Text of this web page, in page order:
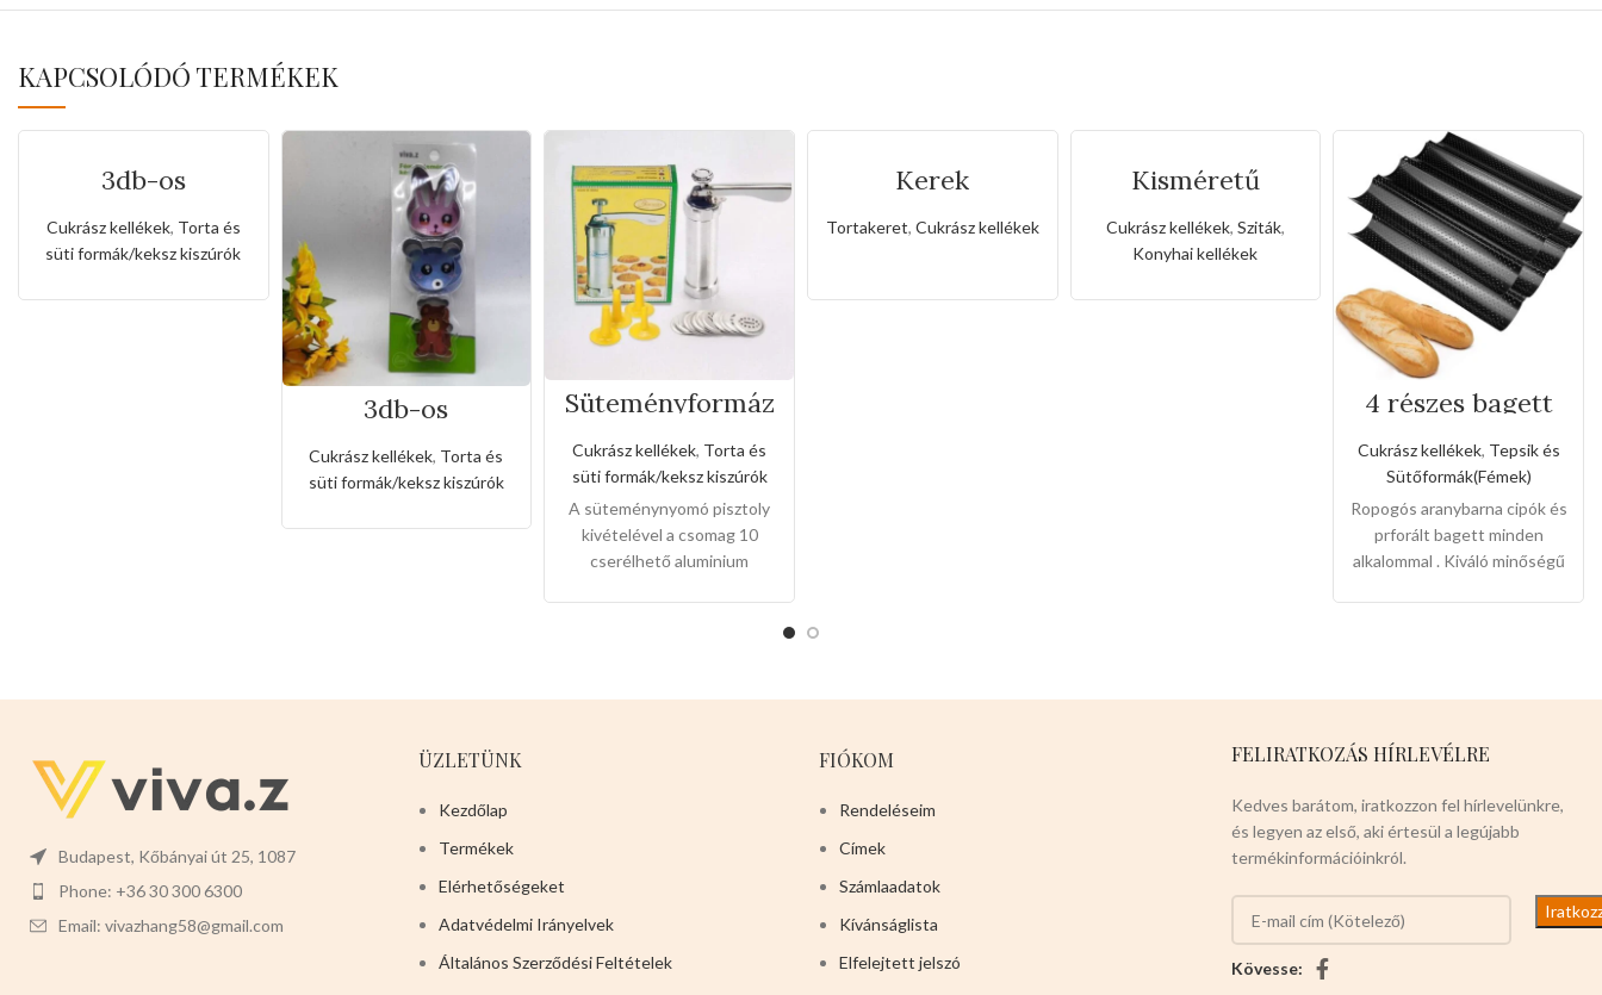
KAPCSOLÓDÓ TERMÉKEK
3db-os
kiszúró készlet
szív,csillag és
kerek alakkal
Cukrász kellékek, Torta és
süti formák/keksz kiszúrók
3db-os
kiszúró készlet
nyuszi és maci
alakkal
Cukrász kellékek, Torta és
süti formák/keksz kiszúrók
Süteményformáz
ó készlet
Cukrász kellékek, Torta és
süti formák/keksz kiszúrók
A süteménynyomó pisztoly
kivételével a csomag 10
cserélhető aluminium
Kerek
állítható
sütőkeret-20cm
Tortakeret, Cukrász kellékek
Kisméretű
rozsdamentes
liszt,porcukor
szóró
Cukrász kellékek, Sziták,
Konyhai kellékek
4 részes bagett
Cukrász kellékek, Tepsik és
Sütőformák(Fémek)
Ropogós aranybarna cipók és
prforált bagett minden
alkalommal . Kiváló minőségű
készleten: fekete
Budapest, Kőbányai út 25, 1087
Phone: +36 30 300 6300
Email: vivazhang58@gmail.com
ÜZLETÜNK
Kezdőlap
Termékek
Elérhetőségeket
Adatvédelmi Irányelvek
Általános Szerződési Feltételek
FIÓKOM
Rendeléseim
Címek
Számlaadatok
Kívánságlista
Elfelejtett jelszó
FELIRATKOZÁS HÍRLEVÉLRE
Kedves barátom, iratkozzon fel hírlevelünkre,
és legyen az első, aki értesül a legújabb
termékinformációinkról.
Kövesse: